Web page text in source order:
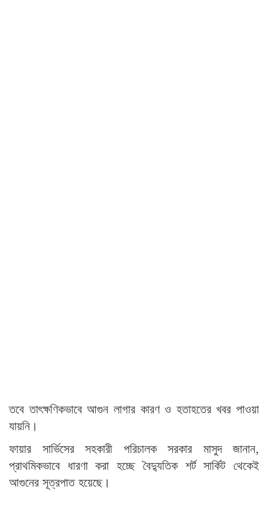
তবে তাৎক্ষণিকভাবে আগুন লাগার কারণ ও হতাহতের খবর পাওয়া
যায়নি।
ফায়ার সার্ভিসের সহকারী পরিচালক সরকার মাসুদ জানান,
প্রাথমিকভাবে ধারণা করা হচ্ছে বৈদ্যুতিক শর্ট সার্কিট থেকেই
আগুনের সূত্রপাত হয়েছে।